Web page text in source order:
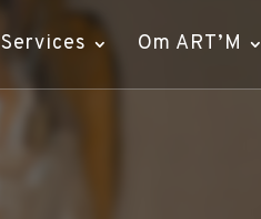
Services Om ART’M